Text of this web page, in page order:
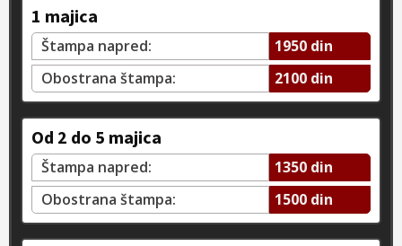
1 majica
Štampa napred:
1950 din
Obostrana štampa:
2100 din
Od 2 do 5 majica
Štampa napred:
1350 din
Obostrana štampa:
1500 din